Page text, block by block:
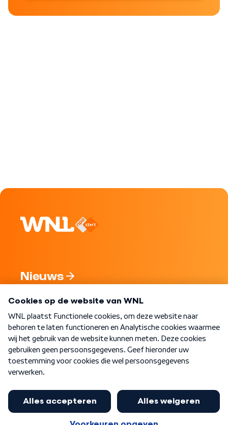
Nieuws
Nieuwsbrief
Word Lid